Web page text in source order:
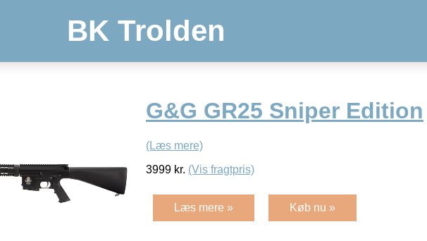
BK Trolden
G&G GR25 Sniper Edition
(Læs mere)
3999 kr. (Vis fragtpris)
Læs mere » Køb nu »